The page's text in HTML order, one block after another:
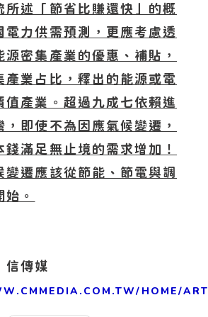
所述「節省比賺還快」的概
電力供需預測，更應考慮透
源密集產業的優惠、補貼，
產業占比，釋出的能源或電
值產業。超過九成七依賴進
，即使不為因應氣候變遷，
錢滿足無止境的需求增加！
變遷應該從節能、節電與調
。
信傳媒
HOME/